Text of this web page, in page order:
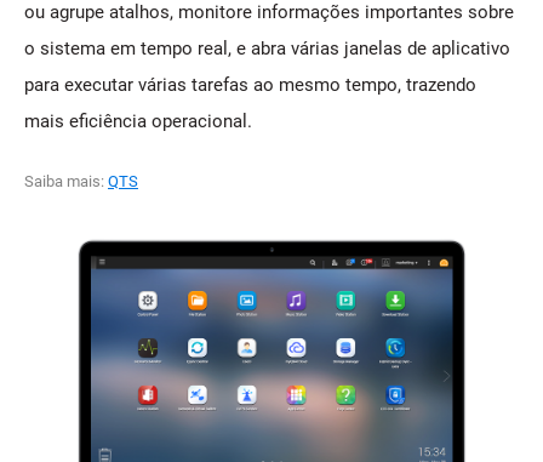
ou agrupe atalhos, monitore informações importantes sobre
o sistema em tempo real, e abra várias janelas de aplicativo
para executar várias tarefas ao mesmo tempo, trazendo
mais eficiência operacional.
Saiba mais: QTS